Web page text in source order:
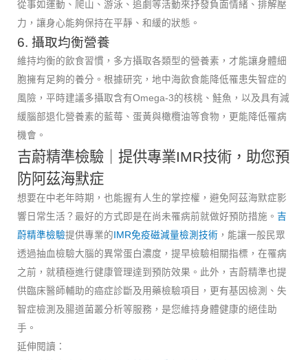
從事如運動、爬山、游泳、追劇等活動來抒發負面情緒、排解壓
力，讓身心能夠保持在平靜、和緩的狀態。
6. 攝取均衡營養
維持均衡的飲食習慣，多方攝取各類型的營養素，才能讓身體細
胞擁有足夠的養分。根據研究，地中海飲食能降低罹患失智症的
風險，平時建議多攝取含有Omega-3的核桃、鮭魚，以及具有減
緩腦部退化營養素的藍莓、蛋黃與橄欖油等食物，更能降低罹病
機會。
吉蔚精準檢驗｜提供專業IMR技術，助您預
防阿茲海默症
想要在中老年時期，也能握有人生的掌控權，避免阿茲海默症影
響日常生活？最好的方式即是在尚未罹病前就做好預防措施。 吉
蔚精準檢驗提供專業的 IMR免疫磁減量檢測技術 ，能讓一般民眾
透過抽血檢驗大腦的異常蛋白濃度，提早檢驗相關指標，在罹病
之前，就積極進行健康管理達到預防效果。此外，吉蔚精準也提
供臨床醫師輔助的癌症診斷及用藥檢驗項目，更有基因檢測、失
智症檢測及腸道菌叢分析等服務，是您維持身體健康的絕佳助
手。
延伸閱讀：